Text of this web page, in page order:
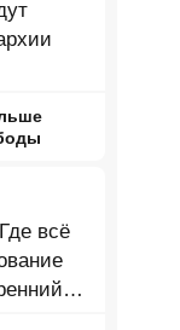
всё